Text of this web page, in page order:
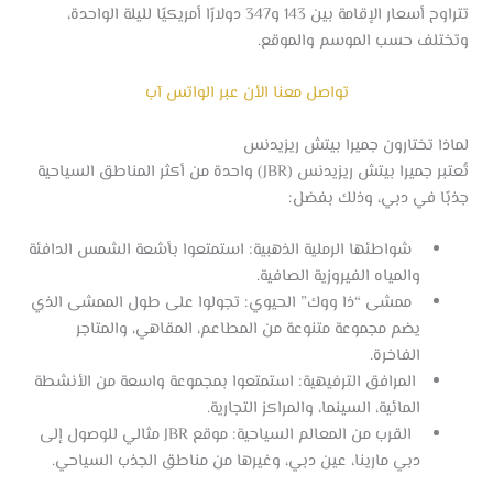
تتراوح أسعار الإقامة بين 143 و347 دولارًا أمريكيًا لليلة الواحدة،
وتختلف حسب الموسم والموقع.
تواصل معنا الأن عبر الواتس آب
لماذا تختارون جميرا بيتش ريزيدنس
تُعتبر جميرا بيتش ريزيدنس (JBR) واحدة من أكثر المناطق السياحية
جذبًا في دبي، وذلك بفضل:
شواطئها الرملية الذهبية: استمتعوا بأشعة الشمس الدافئة
والمياه الفيروزية الصافية.
ممشى “ذا ووك” الحيوي: تجولوا على طول الممشى الذي
يضم مجموعة متنوعة من المطاعم، المقاهي، والمتاجر
الفاخرة.
المرافق الترفيهية: استمتعوا بمجموعة واسعة من الأنشطة
المائية، السينما، والمراكز التجارية.
القرب من المعالم السياحية: موقع JBR مثالي للوصول إلى
دبي مارينا، عين دبي، وغيرها من مناطق الجذب السياحي.